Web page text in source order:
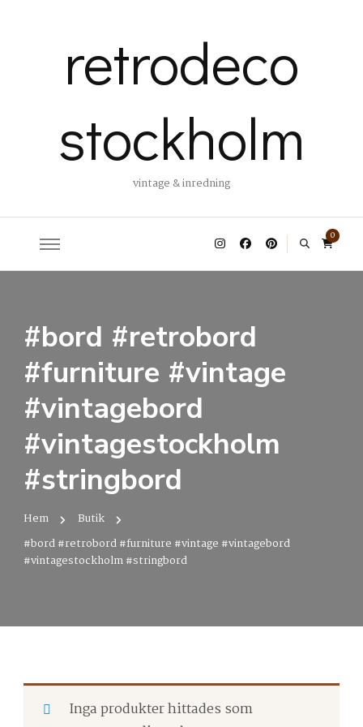
retrodeco
stockholm
vintage & inredning
0
#bord #retrobord
#furniture #vintage
#vintagebord
#vintagestockholm
#stringbord
Hem
Butik
#bord #retrobord #furniture #vintage #vintagebord
#vintagestockholm #stringbord
Inga produkter hittades som